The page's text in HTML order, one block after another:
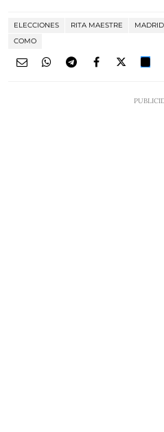
ELECCIONES RITA MAESTRE MADRID
COMO